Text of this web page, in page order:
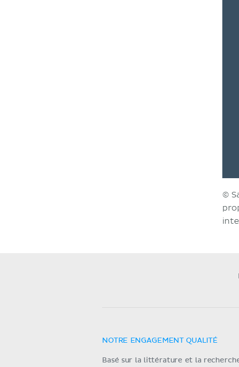
©
NOTRE ENGAGEMENT QUALITÉ
Basé sur la littérature et la